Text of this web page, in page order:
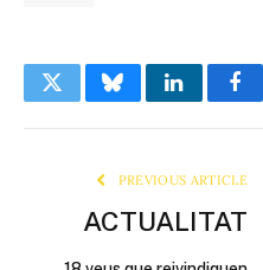
TwitterBlueskyLinkedIn
PREVIOUS ARTICLE
ACTUALITAT